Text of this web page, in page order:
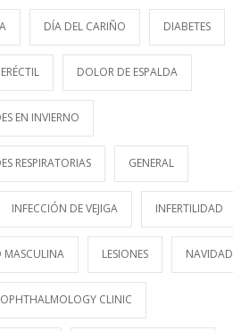
DÍA DEL CARIÑO DIABETES
DOLOR DE ESPALDA
EN INVIERNO
RESPIRATORIAS GENERAL
INFECCIÓN DE VEJIGA INFERTILIDAD
MASCULINA LESIONES NAVIDAD
OPHTHALMOLOGY CLINIC